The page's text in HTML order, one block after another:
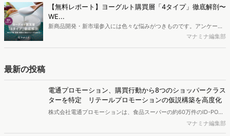
ち、スマートフォンを取り巻く環境が成熟するなか、新興SNSの台頭
により高校生のデジタルライフスタイルは新たな変化を見せていま
す。※資料は記事内の入力フォームより、ダウンロードいただけま
【無料レポート】ヨーグルト購買層「4タイプ」徹底解剖〜
WE...
新商品開発・新市場参入には色々な悩みがつきものです。アンケート
調査を実施しても、購買実態が不透明、新商品の受容性も判断しきれ
ポートとなっています。※本レポートは記事のフォームから無料でダ
ウンロードできます。
マナミナ編集部
最新の投稿
電通プロモーション、購買行動から8つのショッパークラス
ターを特定 リテールプロモーションの仮説構築を高度化
株式会社電通プロモーションは、食品スーパーの約60万件のID-POS
データと生活者の定性データをAIで分析し、購買行動の特徴に基づい
た8つのショッパークラスターを特定しました。これにより購買時点
マナミナ編集部